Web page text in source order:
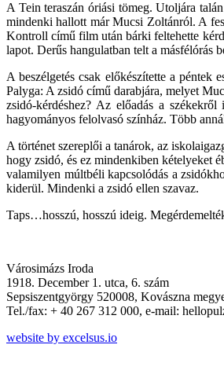
A Tein teraszán óriási tömeg. Utoljára
mindenki hallott már Mucsi Zoltánról. A
Kontroll című film után bárki feltehette
lapot. Derűs hangulatban telt a másfélórás
A beszélgetés csak előkészítette a
Palyga: A zsidó című darabjára, melyet
zsidó-kérdéshez? Az előadás a
hagyományos felolvasó színház. Több
A történet szereplői a tanárok, az
hogy zsidó, és ez mindenkiben kételyeket
valamilyen múltbéli kapcsolódás a
kiderül. Mindenki a zsidó ellen szavaz.
Taps…hosszú, hosszú ideig.
Városimázs Iroda
1918. December 1. utca, 6. szám
Sepsiszentgyörgy 520008, Kovászna
Tel./fax: + 40 267 312 000, e-mail:
website by excelsus.io